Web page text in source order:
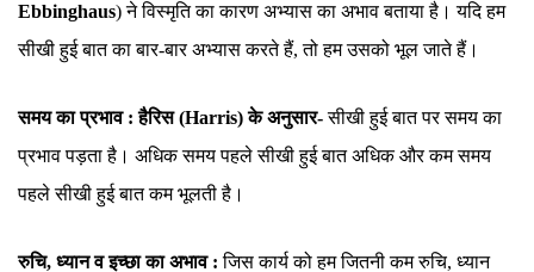
Ebbinghaus) ने विस्मृति का कारण अभ्यास का अभाव बताया है। यदि हम
सीखी हुई बात का बार-बार अभ्यास करते हैं, तो हम उसको भूल जाते हैं।
समय का प्रभाव : हैरिस (Harris) के अनुसार-सीखी हुई बात पर समय का
प्रभाव पड़ता है। अधिक समय पहले सीखी हुई बात अधिक और कम समय
पहले सीखी हुई बात कम भूलती है।
रुचि, ध्यान व इच्छा का अभाव : जिस कार्य को हम जितनी कम रुचि, ध्यान